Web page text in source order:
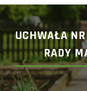
UCHWAŁA
RADY